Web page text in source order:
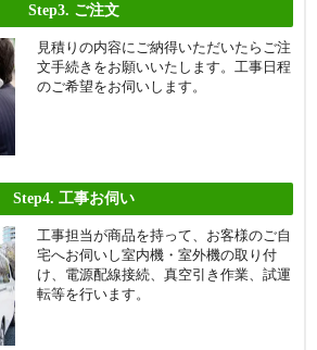
Step3. ご注文
見積りの内容にご納得いただいたらご注
文手続きをお願いいたします。工事日程
のご希望をお伺いします。
Step4. 工事お伺い
工事担当が商品を持って、お客様のご自
宅へお伺いし室内機・室外機の取り付
け、電源配線接続、真空引き作業、試運
転等を行います。